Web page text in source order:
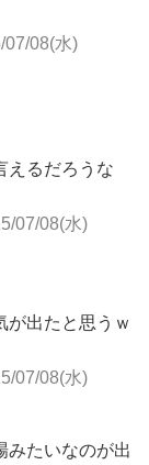
07/08(水)
えるだろうな
07/08(水)
が出たと思うｗ
07/08(水)
みたいなのが出